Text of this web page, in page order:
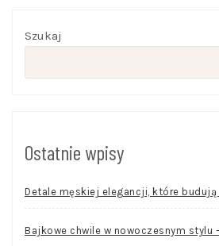
Szukaj
Ostatnie wpisy
Detale męskiej elegancji, które budują
Bajkowe chwile w nowoczesnym stylu